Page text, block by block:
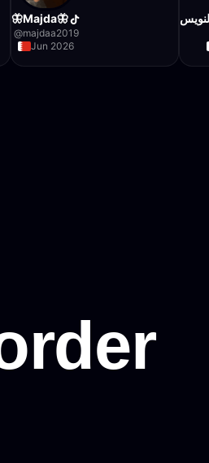
🦋Majda🦋
@majdaa2019
Jun 2026